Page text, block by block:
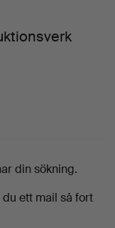
din sökning.
du ett mail så fort